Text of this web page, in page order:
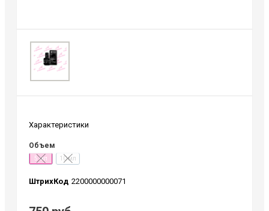
Характеристики
Объем
5 мл 10 мл
ШтрихКод 2200000000071